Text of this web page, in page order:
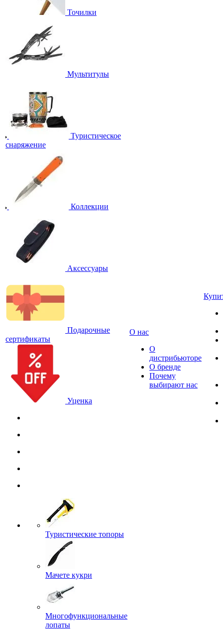
Точилки
Мультитулы
Туристическое
снаряжение
Коллекции
Аксессуары
Подарочные
сертификаты
Уценка
Туристические топоры
Мачете кукри
Многофункциональные
лопаты
О нас
О
дистрибьюторе
О бренде
Почему
выбирают нас